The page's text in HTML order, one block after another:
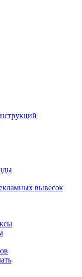
вывесок